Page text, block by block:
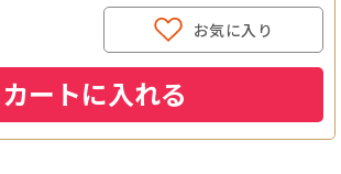
お気に入り
カートに入れる